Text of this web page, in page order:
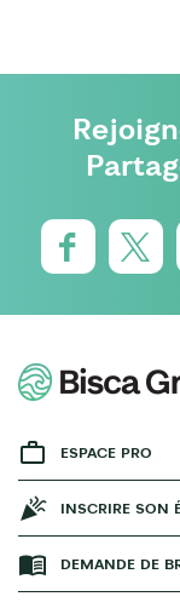
ESPACE PRO
INSCRIRE SON
DEMANDE DE